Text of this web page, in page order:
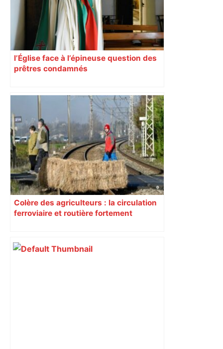
l’Église face à l’épineuse question des
prêtres condamnés
Colère des agriculteurs : la circulation
ferroviaire et routière fortement